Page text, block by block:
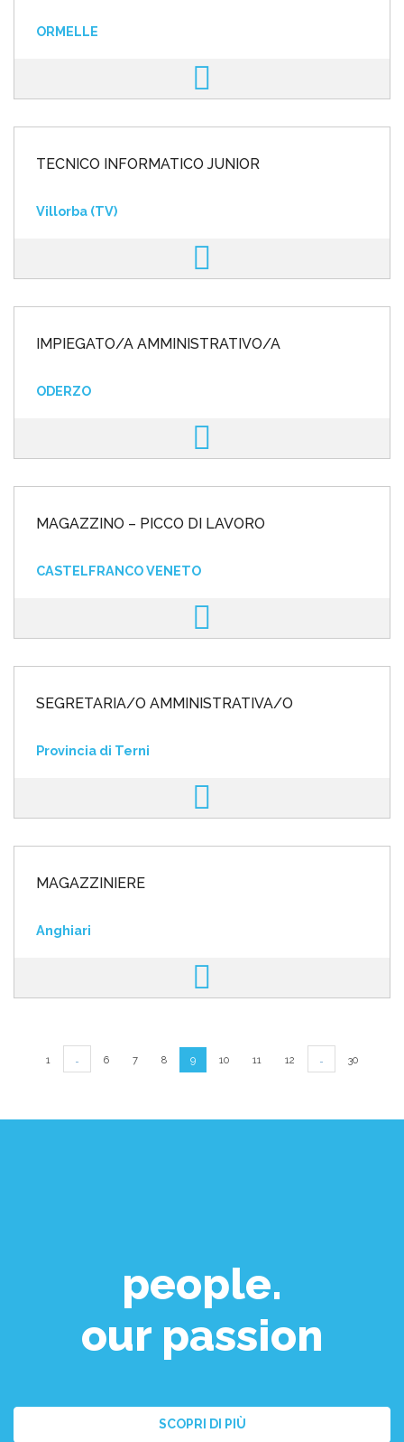
ORMELLE
TECNICO INFORMATICO JUNIOR
Villorba (TV)
IMPIEGATO/A AMMINISTRATIVO/A
ODERZO
MAGAZZINO – PICCO DI LAVORO
CASTELFRANCO VENETO
SEGRETARIA/O AMMINISTRATIVA/O
Provincia di Terni
MAGAZZINIERE
Anghiari
1 6 7 8 9 10 11 12 30
people.
our passion
SCOPRI DI PIÙ